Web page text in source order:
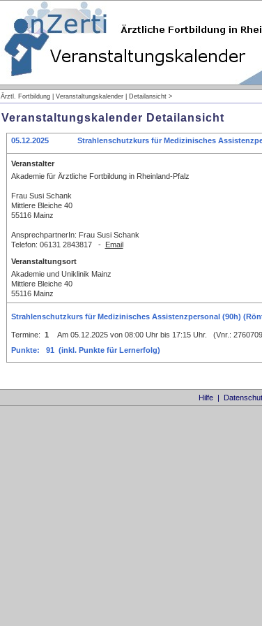
Ärztl. Fortbildung | Veranstaltungskalender | Detailansicht >
Veranstaltungskalender Detailansicht
05.12.2025 Strahlenschutzkurs für Medizinisches
Veranstalter
Akademie für Ärztliche Fortbildung in Rheinland-Pfalz
Frau Susi Schank
Mittlere Bleiche 40
55116 Mainz
AnsprechpartnerIn: Frau Susi Schank
Telefon: 06131 2843817 - Email
Veranstaltungsort
Akademie und Uniklinik Mainz
Mittlere Bleiche 40
55116 Mainz
Strahlenschutzkurs für Medizinisches Assistenzpersonal (90h)
Termine: 1 Am 05.12.2025 von 08:00 Uhr bis 17:15 Uhr. (Vnr.:
Punkte: 91 (inkl. Punkte für Lernerfolg)
Hilfe|